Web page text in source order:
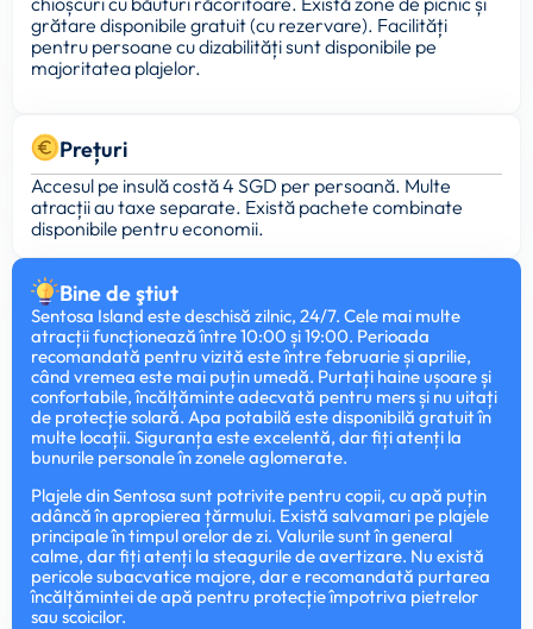
grătare disponibile gratuit (cu rezervare). Facilități
pentru persoane cu dizabilități sunt disponibile pe
majoritatea plajelor.
Prețuri
Accesul pe insulă costă 4 SGD per persoană. Multe
atracții au taxe separate. Există pachete combinate
disponibile pentru economii.
Bine de ştiut
Sentosa Island este deschisă zilnic, 24/7. Cele mai multe
atracții funcționează între 10:00 și 19:00. Perioada
recomandată pentru vizită este între februarie și aprilie,
când vremea este mai puțin umedă. Purtați haine ușoare și
confortabile, încălțăminte adecvată pentru mers și nu uitați
de protecție solară. Apa potabilă este disponibilă gratuit în
multe locații. Siguranța este excelentă, dar fiți atenți la
bunurile personale în zonele aglomerate.
Plajele din Sentosa sunt potrivite pentru copii, cu apă puțin
adâncă în apropierea țărmului. Există salvamari pe plajele
principale în timpul orelor de zi. Valurile sunt în general
calme, dar fiți atenți la steagurile de avertizare. Nu există
pericole subacvatice majore, dar e recomandată purtarea
încălțămintei de apă pentru protecție împotriva pietrelor
sau scoicilor.